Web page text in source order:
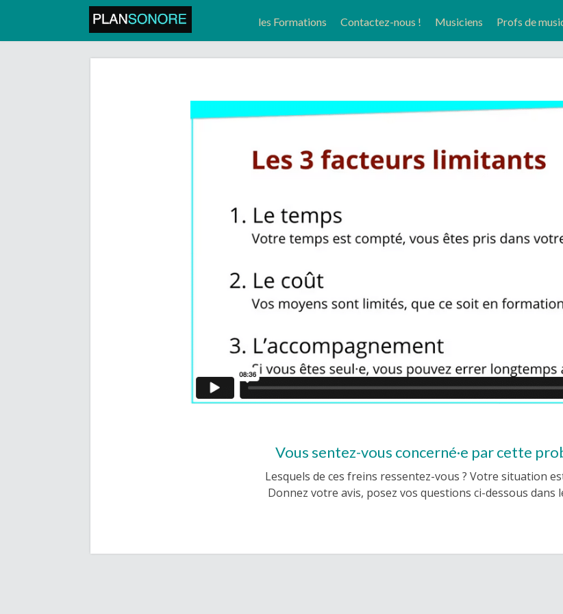
les Formations Contactez-nous ! Musiciens Profs de
Vous sentez-vous concerné·e par cette
Lesquels de ces freins ressentez-vous ? Votre situation
Donnez votre avis, posez vos questions ci-dessous dans